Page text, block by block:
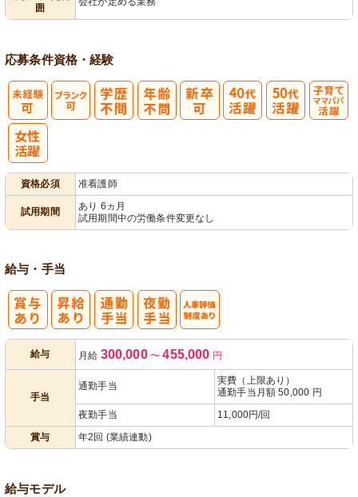
囲
応募条件資格・経験
資格必須 准看護師
試用期間
あり 6ヵ月
試用期間中の労働条件変更なし
給与・手当
給与 月給 300,000 〜 455,000 円
手当
通勤手当
実費（上限あり）
通勤手当月額 50,000 円
夜勤手当
11,000円/回
賞与
年2回 (業績連動)
給与モデル